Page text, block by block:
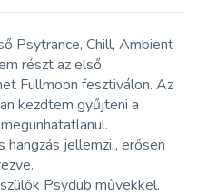
Psytrance, Chill, Ambient
részt az első
Fullmoon fesztiválon. Az
kezdtem gyűjteni a
jellemzi , erősen
Psydub művekkel.